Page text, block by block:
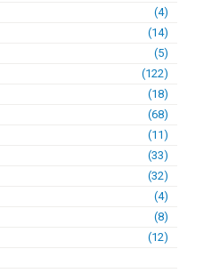
(4)
(14)
(5)
(122)
(18)
(68)
(11)
(33)
(32)
(4)
(8)
(12)